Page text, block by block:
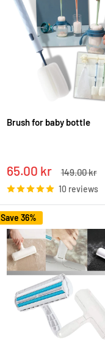
Brush for baby bottle
Sale
price
65.00 kr
Regular
149.00 kr
10 reviews
Save 36%